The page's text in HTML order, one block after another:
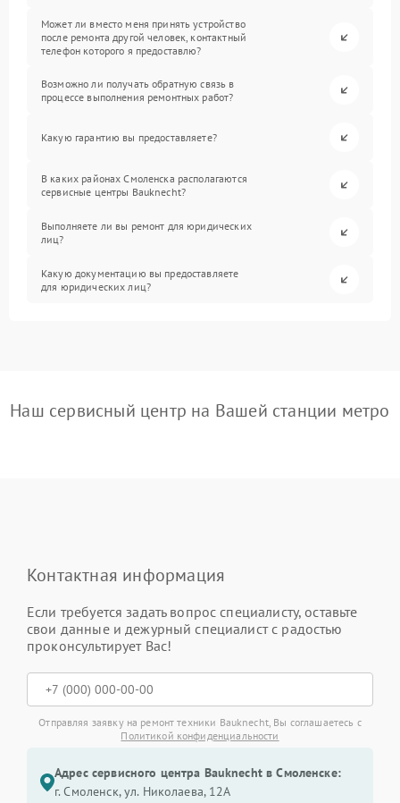
Может ли вместо меня принять устройство
после ремонта другой человек, контактный
телефон которого я предоставлю?
Возможно ли получать обратную связь в
процессе выполнения ремонтных работ?
Какую гарантию вы предоставляете?
В каких районах Смоленска располагаются
сервисные центры Bauknecht?
Выполняете ли вы ремонт для юридических
лиц?
Какую документацию вы предоставляете
для юридических лиц?
Наш сервисный центр на Вашей станции метро
Контактная информация
Если требуется задать вопрос специалисту, оставьте
свои данные и дежурный специалист с радостью
проконсультирует Вас!
Отправляя заявку на ремонт техники Bauknecht, Вы соглашаетесь с
Политикой конфиденциальности
Адрес сервисного центра Bauknecht в Смоленске:
г. Смоленск, ул. Николаева, 12А